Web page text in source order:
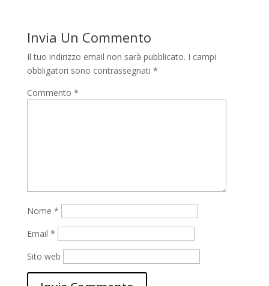
Invia Un Commento
Il tuo indirizzo email non sarà pubblicato. I campi
obbligatori sono contrassegnati *
Commento *
Nome *
Email *
Sito web